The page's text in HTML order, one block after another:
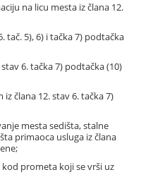
na licu mesta iz člana 12.
tač. 5), 6) i tačka 7) podtačka
6. tačka 7) podtačka (10)
člana 12. stav 6. tačka 7)
mesta sedišta, stalne
primaoca usluga iz člana
prometa koji se vrši uz